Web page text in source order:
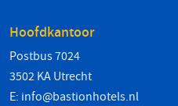
Hoofdkantoor
Postbus 7024
3502 KA Utrecht
E: info@bastionhotels.nl